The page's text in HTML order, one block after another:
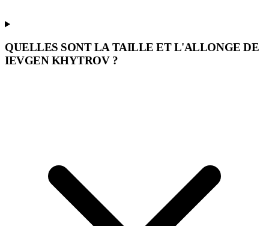
QUELLES SONT LA TAILLE ET L'ALLONGE DE
IEVGEN KHYTROV ?